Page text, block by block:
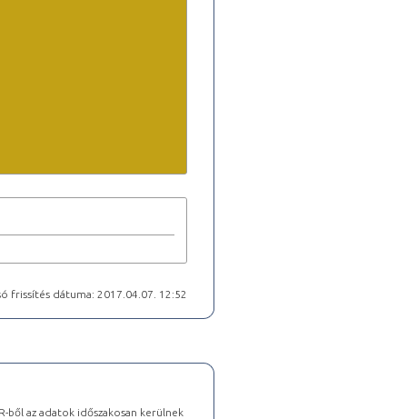
frissítés dátuma: 2017.04.07. 12:52
ből az adatok időszakosan kerülnek